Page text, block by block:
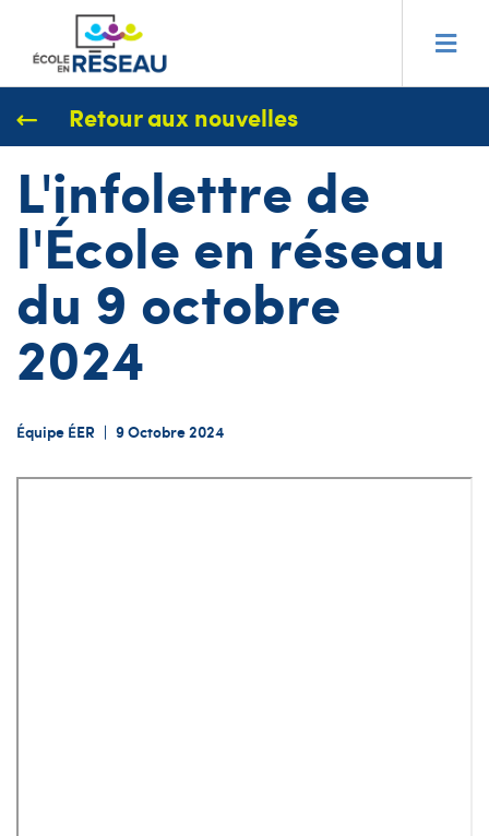
Retour aux nouvelles
L'infolettre de
l'École en réseau
du 9 octobre
2024
Équipe ÉER | 9 Octobre 2024